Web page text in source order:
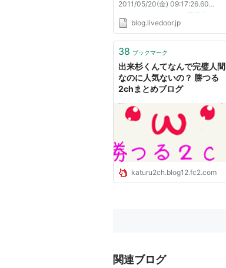
2011/05/20(金) 09:17:26.60
ID:YyurCHzS0 ?2BP 国民的テレ
ビアニメーション『ドラえもん』
未来からやってきたドラえもん
て「より良い...
blog.livedoor.jp
38 ブックマーク
出来杉くんてなんで完璧人間
なのに人気ないの？ 勝つる
2chまとめブログ
katuru2ch.blog12.fc2.com
関連ブログ